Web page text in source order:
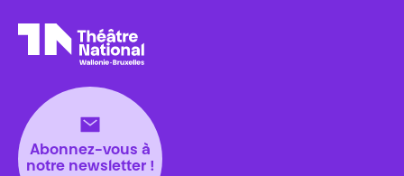
Abonnez-vous à
notre newsletter !